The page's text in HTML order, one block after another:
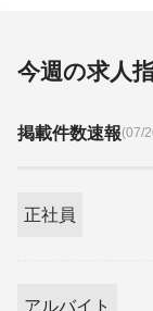
今週の求人
掲載件数速報(07/
正社員
アルバイト